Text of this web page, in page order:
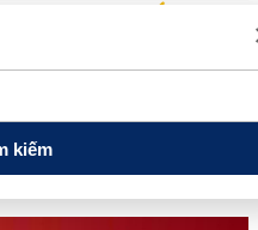
Nội
quản trị rủi ro của doanh nghiệp
phải được chuẩn bị cho
kiếm